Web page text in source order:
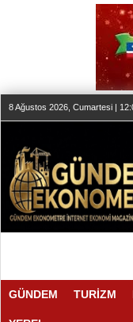
8 Ağustos 2026, Cumartesi |
GÜNDEM TURİZM